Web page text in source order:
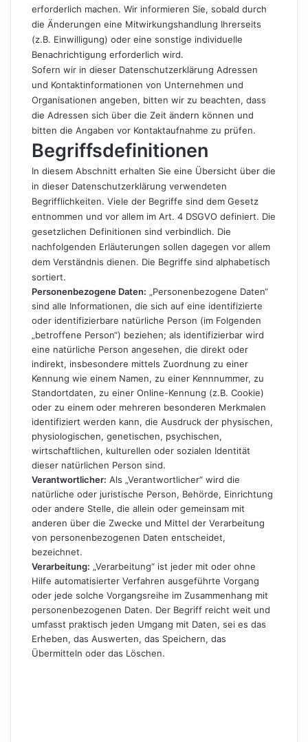
erforderlich machen. Wir informieren Sie, sobald durch
die Änderungen eine Mitwirkungshandlung Ihrerseits
(z.B. Einwilligung) oder eine sonstige individuelle
Benachrichtigung erforderlich wird.
Sofern wir in dieser Datenschutzerklärung Adressen
und Kontaktinformationen von Unternehmen und
Organisationen angeben, bitten wir zu beachten, dass
die Adressen sich über die Zeit ändern können und
bitten die Angaben vor Kontaktaufnahme zu prüfen.
Begriffsdefinitionen
In diesem Abschnitt erhalten Sie eine Übersicht über die
in dieser Datenschutzerklärung verwendeten
Begrifflichkeiten. Viele der Begriffe sind dem Gesetz
entnommen und vor allem im Art. 4 DSGVO definiert. Die
gesetzlichen Definitionen sind verbindlich. Die
nachfolgenden Erläuterungen sollen dagegen vor allem
dem Verständnis dienen. Die Begriffe sind alphabetisch
sortiert.
Personenbezogene Daten: „Personenbezogene Daten“
sind alle Informationen, die sich auf eine identifizierte
oder identifizierbare natürliche Person (im Folgenden
„betroffene Person“) beziehen; als identifizierbar wird
eine natürliche Person angesehen, die direkt oder
indirekt, insbesondere mittels Zuordnung zu einer
Kennung wie einem Namen, zu einer Kennnummer, zu
Standortdaten, zu einer Online-Kennung (z.B. Cookie)
oder zu einem oder mehreren besonderen Merkmalen
identifiziert werden kann, die Ausdruck der physischen,
physiologischen, genetischen, psychischen,
wirtschaftlichen, kulturellen oder sozialen Identität
dieser natürlichen Person sind.
Verantwortlicher: Als „Verantwortlicher“ wird die
natürliche oder juristische Person, Behörde, Einrichtung
oder andere Stelle, die allein oder gemeinsam mit
anderen über die Zwecke und Mittel der Verarbeitung
von personenbezogenen Daten entscheidet,
bezeichnet.
Verarbeitung: „Verarbeitung“ ist jeder mit oder ohne
Hilfe automatisierter Verfahren ausgeführte Vorgang
oder jede solche Vorgangsreihe im Zusammenhang mit
personenbezogenen Daten. Der Begriff reicht weit und
umfasst praktisch jeden Umgang mit Daten, sei es das
Erheben, das Auswerten, das Speichern, das
Übermitteln oder das Löschen.